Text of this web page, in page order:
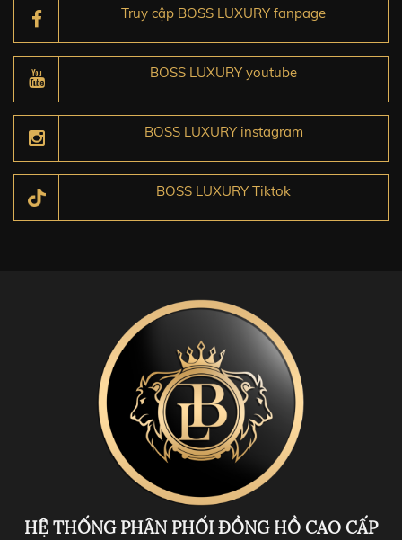
Truy cập BOSS LUXURY fanpage
BOSS LUXURY youtube
BOSS LUXURY instagram
BOSS LUXURY Tiktok
HỆ THỐNG PHÂN PHỐI ĐỒNG HỒ CAO CẤP